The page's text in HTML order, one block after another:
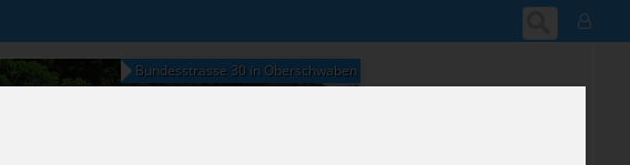
Bundesstrasse 30 in Oberschwaben